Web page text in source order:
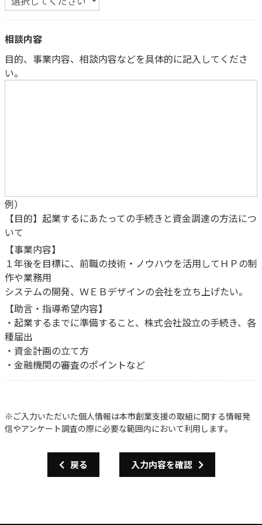
相談内容
目的、事業内容、相談内容などを具体的に記入してくださ
い。
例）
【目的】起業するにあたっての手続きと資金調達の方法につ
いて
【事業内容】
１年後を目標に、前職の技術・ノウハウを活用してＨＰの制
作や業務用
システムの開発、ＷＥＢデザインの会社を立ち上げたい。
【助言・指導希望内容】
・起業するまでに準備すること、株式会社設立の手続き、各
種届出
・資金計画の立て方
・金融機関の審査のポイントなど
※ご入力いただいた個人情報は本市創業支援の取組に関する情報発
信やアンケート調査の際に必要な範囲内において利用します。
戻る 入力内容を確認